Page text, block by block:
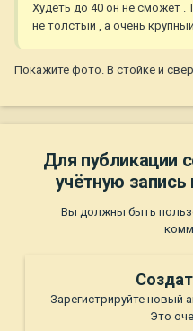
Худеть до 40 он не сможет .
не толстый , а очень
Покажите фото. В стойке и
Для публикации
учётную запись
Вы должны быть
Зарегистрируйте новый
Это